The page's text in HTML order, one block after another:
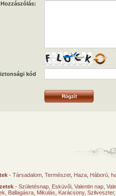
Hozzászólás:
kód
- Társadalom Természet Haza Háború,
- Születésnap Esküvői Valentin nap
Ballagásra Mikulás Karácsony,